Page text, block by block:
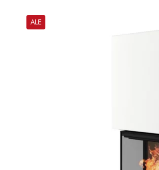
Takat
Hormit
ALE